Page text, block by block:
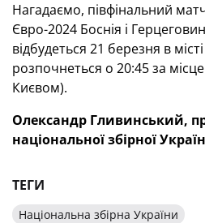
Нагадаємо, півфінальний
Євро-2024 Боснія і
відбудеться 21 березня в
розпочнеться о 20:45 за
Києвом).
Олександр Гливинський,
національної збірної
ТЕГИ
Національна збірна України